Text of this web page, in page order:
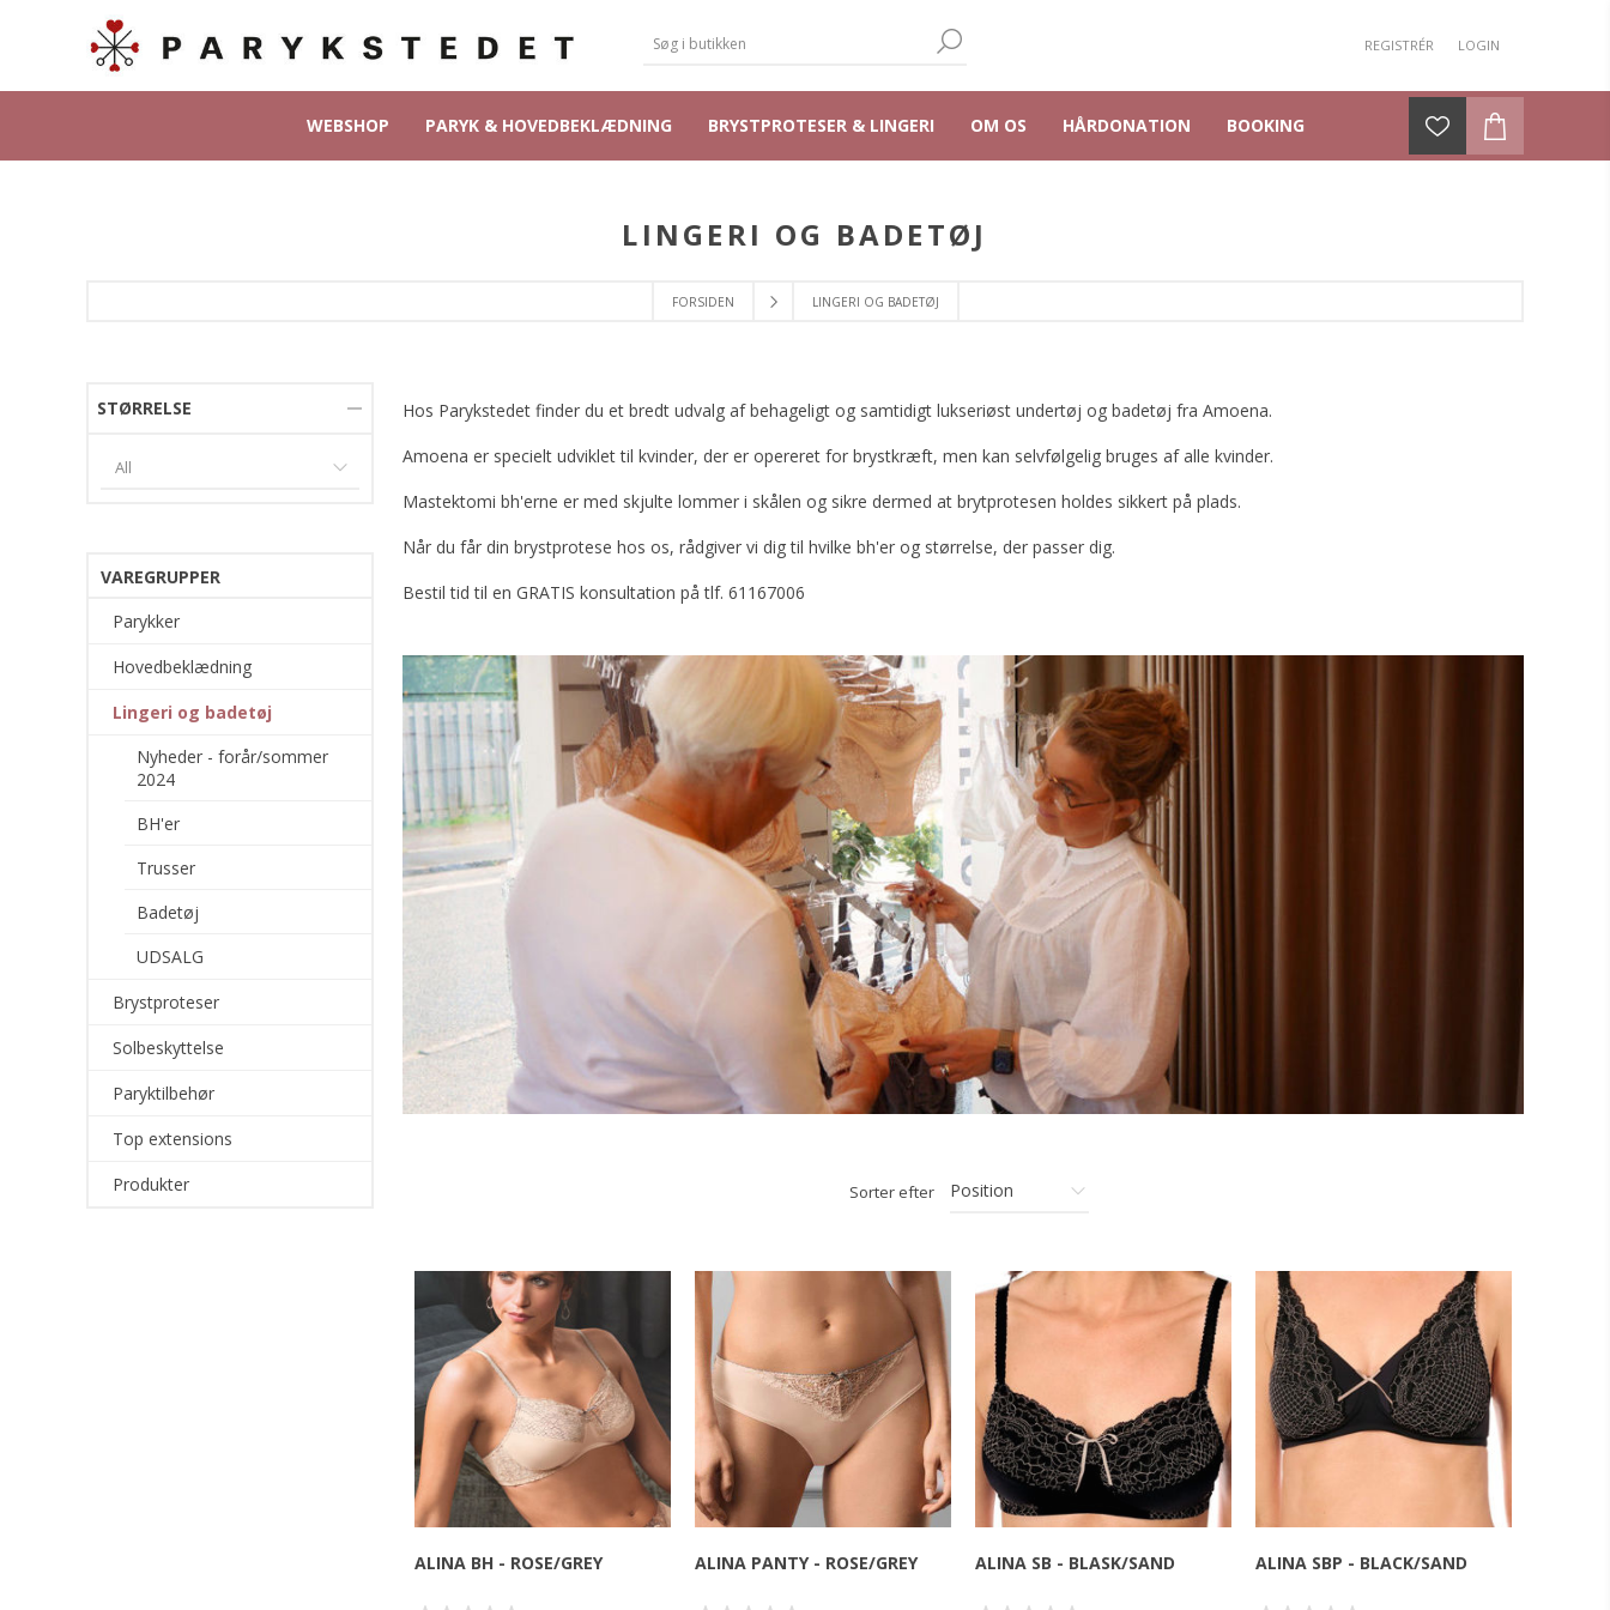
REGISTRÉR LOGIN
WEBSHOP PARYK & HOVEDBEKLÆDNING BRYSTPROTESER & LINGERI OM OS HÅRDONATION BOOKING
FORSIDEN LINGERI OG BADETØJ
LINGERI OG BADETØJ
Hos Parykstedet finder du et bredt udvalg af behageligt og samtidigt lukseriøst undertøj og badetøj fra Amoena.
Amoena er specielt udviklet til kvinder, der er opereret for brystkræft, men kan selvfølgelig bruges af alle kvinder.
Mastektomi bh'erne er med skjulte lommer i skålen og sikre dermed at brytprotesen holdes sikkert på plads.
Når du får din brystprotese hos os, rådgiver vi dig til hvilke bh'er og størrelse, der passer dig.
Bestil tid til en GRATIS konsultation på tlf. 61167006
Sorter efter
ALINA BH - ROSE/GREY ALINA PANTY - ROSE/GREY ALINA SB - BLASK/SAND ALINA SBP - BLACK/SAND
STØRRELSE
VAREGRUPPER
Parykker
Hovedbeklædning
Lingeri og badetøj
Nyheder - forår/sommer
2024
BH'er
Trusser
Badetøj
UDSALG
Brystproteser
Solbeskyttelse
Paryktilbehør
Top extensions
Produkter